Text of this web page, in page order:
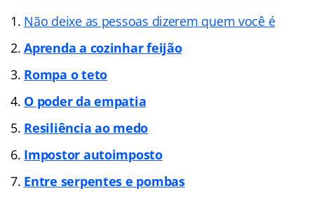
Não deixe as pessoas dizerem quem você é
Aprenda a cozinhar feijão
Rompa o teto
O poder da empatia
Resiliência ao medo
Impostor autoimposto
Entre serpentes e pombas